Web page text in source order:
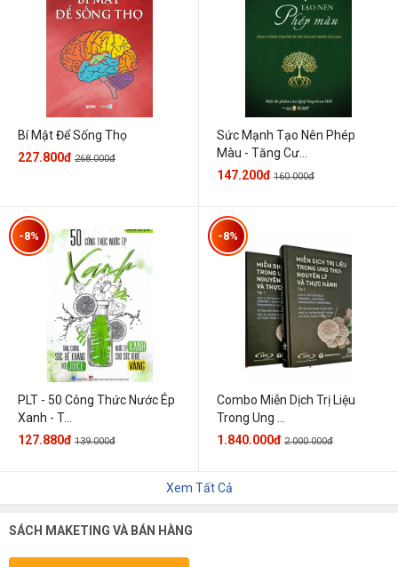
Bí Mật Để Sống Thọ
227.800đ 268.000đ
Sức Mạnh Tạo Nên Phép
Màu - Tăng Cư...
147.200đ 160.000đ
PLT - 50 Công Thức Nước Ép
Xanh - T...
-8%
127.880đ 139.000đ
Combo Miễn Dịch Trị Liệu
Trong Ung ...
-8%
1.840.000đ 2.000.000đ
Xem Tất Cả
SÁCH MAKETING VÀ BÁN HÀNG